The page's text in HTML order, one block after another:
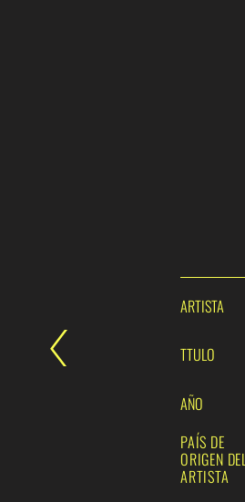
ARTISTA
TTULO
AÑO
PAÍS DE
ORIGEN DEL
ARTISTA